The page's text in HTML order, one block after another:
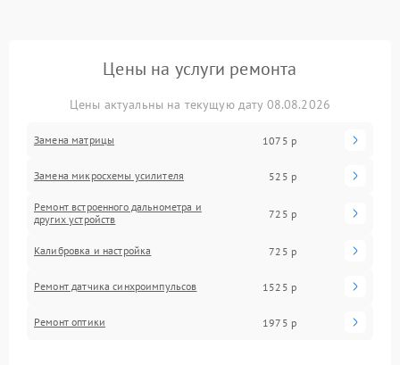
Цены на услуги ремонта
Цены актуальны на текущую дату 08.08.2026
Замена матрицы 1075 р
Замена микросхемы усилителя 525 р
Ремонт встроенного дальнометра и
других устройств
725 р
Калибровка и настройка 725 р
Ремонт датчика синхроимпульсов 1525 р
Ремонт оптики 1975 р